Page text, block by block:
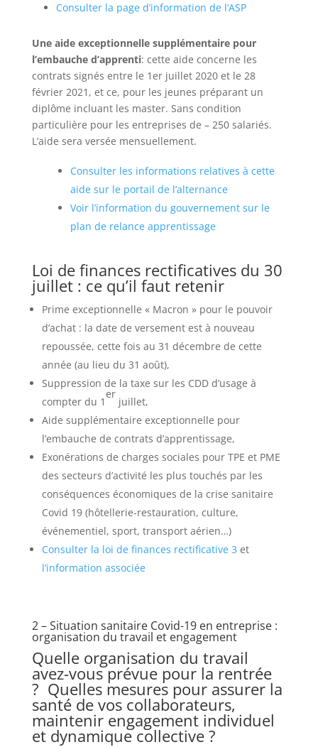
Consulter la page d’information de l’ASP
Une aide exceptionnelle supplémentaire pour
l’embauche d’apprenti: cette aide concerne les
contrats signés entre le 1er juillet 2020 et le 28
février 2021, et ce, pour les jeunes préparant un
diplôme incluant les master. Sans condition
particulière pour les entreprises de – 250 salariés.
L’aide sera versée mensuellement.
Consulter les informations relatives à cette
aide sur le portail de l’alternance
Voir l’information du gouvernement sur le
plan de relance apprentissage
Loi de finances rectificatives du 30
juillet : ce qu’il faut retenir
Prime exceptionnelle « Macron » pour le pouvoir
d’achat : la date de versement est à nouveau
repoussée, cette fois au 31 décembre de cette
année (au lieu du 31 août),
Suppression de la taxe sur les CDD d’usage à
compter du 1
er
juillet,
Aide supplémentaire exceptionnelle pour
l’embauche de contrats d’apprentissage,
Exonérations de charges sociales pour TPE et PME
des secteurs d’activité les plus touchés par les
conséquences économiques de la crise sanitaire
Covid 19 (hôtellerie-restauration, culture,
événementiel, sport, transport aérien…)
Consulter la loi de finances rectificative 3 et
l’information associée
2 – Situation sanitaire Covid-19 en entreprise :
organisation du travail et engagement
Quelle organisation du travail
avez-vous prévue pour la rentrée
? Quelles mesures pour assurer la
santé de vos collaborateurs,
maintenir engagement individuel
et dynamique collective ?